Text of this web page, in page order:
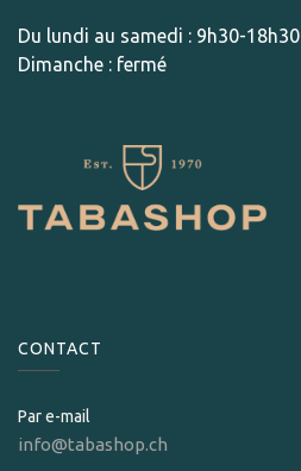
Du lundi au samedi : 9h30-18h30
Dimanche : fermé
CONTACT
Par e-mail
info@tabashop.ch